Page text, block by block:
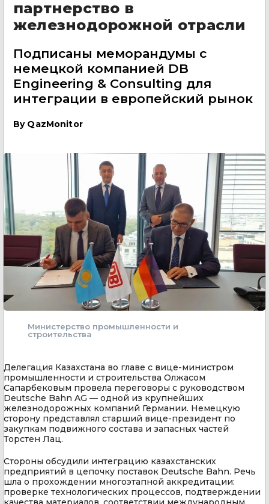
партнерство в
железнодорожной отрасли
Подписаны меморандумы с
немецкой компанией DB
Engineering & Consulting для
интеграции в европейский рынок
By QazMonitor
Министерство промышленности и
строительства
Делегация Казахстана во главе с вице-министром
промышленности и строительства Олжасом
Сапарбековым провела переговоры с руководством
Deutsche Bahn AG — одной из крупнейших
железнодорожных компаний Германии. Немецкую
сторону представлял старший вице-президент по
закупкам подвижного состава и запасных частей
Торстен Лац.
Стороны обсудили интеграцию казахстанских
предприятий в цепочку поставок Deutsche Bahn. Речь
шла о прохождении многоэтапной аккредитации:
проверке технологических процессов, подтверждении